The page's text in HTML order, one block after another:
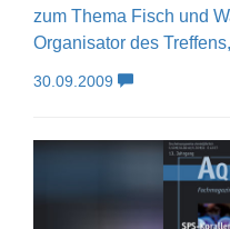
zum Thema Fisch und
Organisator des
30.09.2009